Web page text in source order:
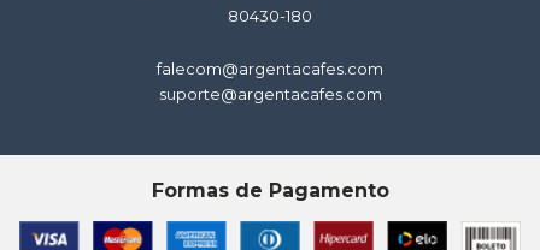
80430-180
falecom@argentacafes.com
suporte@argentacafes.com
Formas de Pagamento